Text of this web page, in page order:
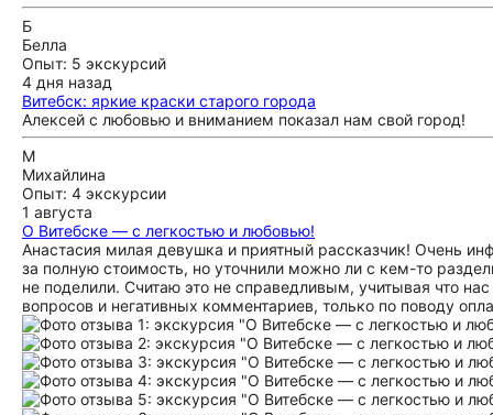
Б
Белла
Опыт: 5 экскурсий
4 дня назад
Витебск: яркие краски старого города
Алексей с любовью и вниманием показал нам свой город!
М
Михайлина
Опыт: 4 экскурсии
1 августа
О Витебске — с легкостью и любовью!
Анастасия милая девушка и приятный рассказчик! Очень
за полную стоимость, но уточнили можно ли с кем-то
не поделили. Считаю это не справедливым, учитывая что
вопросов и негативных комментариев, только по поводу